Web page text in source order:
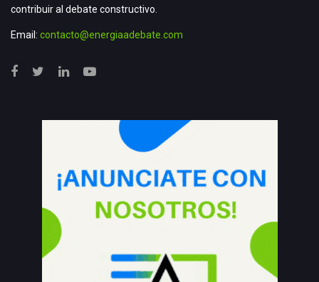
contribuir al debate constructivo.
Email: contacto@energiaadebate.com